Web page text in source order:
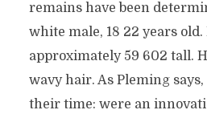
remains have been
white male, 18 22 years old.
approximately 59 602 tall.
wavy hair. As Pleming
their time: were an